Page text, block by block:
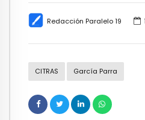
Redacción Paralelo 19
CITRAS García Parra